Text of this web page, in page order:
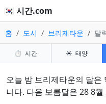
🇰🇷 시간.com
홈 도시 브리제타운 달
⏱️ 시간 ☀️ 태양
오늘 밤 브리제타운의 달은
니다. 다음 보름달은 28 8